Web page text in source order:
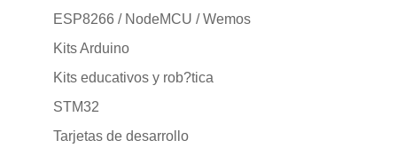
ESP8266 / NodeMCU / Wemos
Kits Arduino
Kits educativos y rob?tica
STM32
Tarjetas de desarrollo